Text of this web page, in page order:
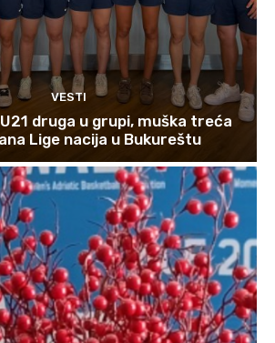
VESTI
druga u grupi, muška treća
Lige nacija u Bukureštu